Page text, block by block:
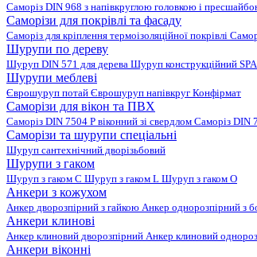
Саморіз DIN 968 з напівкруглою головкою і
Саморізи для покрівлі та фасаду
Саморіз для кріплення термоізоляційної покрівлі
Шурупи по дереву
Шуруп DIN 571 для дерева Шуруп конструкційний
Шурупи меблеві
Єврошуруп потай Єврошуруп напівкруг Конфірмат
Саморізи для вікон та ПВХ
Саморіз DIN 7504 P віконний зі свердлом Саморіз DIN
Саморізи та шурупи спеціальні
Шуруп сантехнічний дворізьбовий
Шурупи з гаком
Шуруп з гаком C Шуруп з гаком L Шуруп з гаком O
Анкери з кожухом
Анкер дворозпірний з гайкою Анкер однорозпірний з
Анкери клинові
Анкер клиновий дворозпірний Анкер клиновий
Анкери віконні